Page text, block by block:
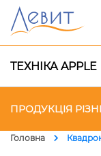
ТЕХНІКА APPLE
ПРОДУКЦІЯ
Головна